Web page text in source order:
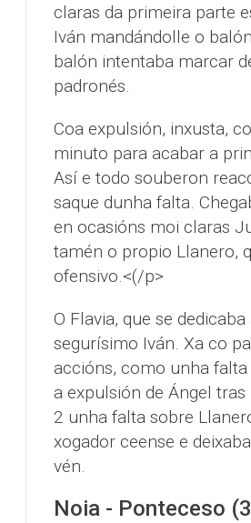
claras da primeira parte
Iván mandándolle o
balón intentaba marcar
padronés.
Coa expulsión, inxusta,
minuto para acabar a
Así e todo souberon
saque dunha falta.
en ocasións moi claras
tamén o propio Llanero,
ofensivo.<(/p>
O Flavia, que se
segurísimo Iván. Xa co
accións, como unha
a expulsión de Ángel
2 unha falta sobre
xogador ceense e
vén.
Noia - Ponteceso